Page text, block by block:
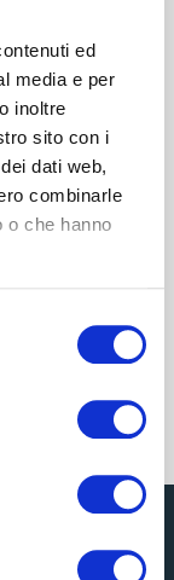
ed
media e per
inoltre
sito con i
dati web,
combinarle
o che hanno
Gesundheit